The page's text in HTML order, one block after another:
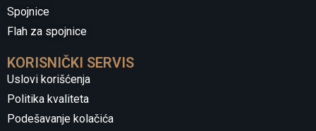
Spojnice
Flah za spojnice
KORISNIČKI SERVIS
Uslovi korišćenja
Politika kvaliteta
Podešavanje kolačića